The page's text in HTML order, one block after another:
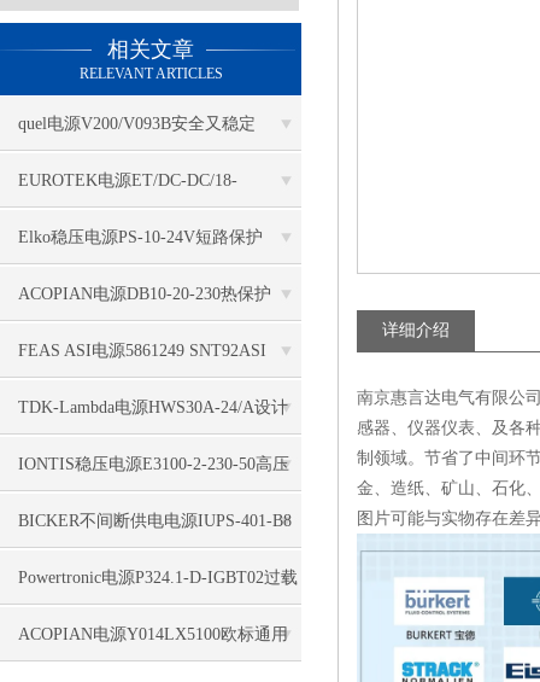
相关文章
RELEVANT ARTICLES
quel电源V200/V093B安全又稳定
EUROTEK电源ET/DC-DC/18-
36/10/0.3A/GB COD.4310输出稳定
Elko稳压电源PS-10-24V短路保护
ACOPIAN电源DB10-20-230热保护
FEAS ASI电源5861249 SNT92ASI
Netzgerät geregelt防短路
TDK-Lambda电源HWS30A-24/A设计
理念
IONTIS稳压电源E3100-2-230-50高压
变流器简介
BICKER不间断供电电源IUPS-401-B8
连续运行
Powertronic电源P324.1-D-IGBT02过载
保护
ACOPIAN电源Y014LX5100欧标通用
详细介绍
南京惠言达电气有限公
感器、仪器仪表、及各
制领域。节省了中间环
金、造纸、矿山、石化
图片可能与实物存在差